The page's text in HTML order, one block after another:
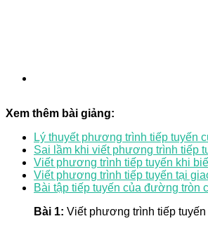
Xem thêm bài giảng:
Lý thuyết phương trình tiếp tuyến
Sai lầm khi viết phương trình tiếp
Viết phương trình tiếp tuyến khi
Viết phương trình tiếp tuyến tại
Bài tập tiếp tuyến của đường tròn
Bài 1: Viết phương trình tiếp